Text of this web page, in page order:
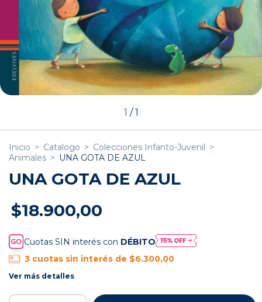
1 /1
Inicio > Catalogo > Colecciones Infanto-Juvenil >
Animales > UNA GOTA DE AZUL
UNA GOTA DE AZUL
$18.900,00
Cuotas SIN interés con DÉBITO
3 cuotas sin interés de $6.300,00
Ver más detalles